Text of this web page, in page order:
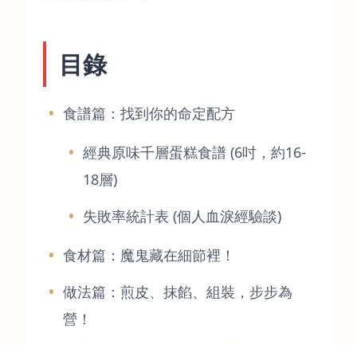
目錄
食譜篇：找到你的命定配方
經典原味千層蛋糕食譜 (6吋，約16-
18層)
失敗率統計表 (個人血淚經驗談)
食材篇：魔鬼藏在細節裡！
做法篇：煎皮、抹餡、組裝，步步為
營！